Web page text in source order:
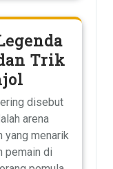
Trik
disebut
arena
yang menarik
pemain di